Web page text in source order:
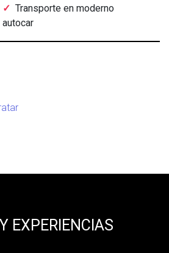
Transporte en moderno
autocar
EXPERIENCIAS